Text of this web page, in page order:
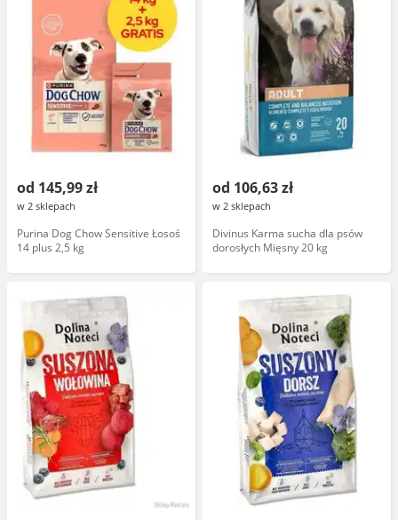
od 145,99 zł
w 2 sklepach
Purina Dog Chow Sensitive Łosoś
14 plus 2,5 kg
od 106,63 zł
w 2 sklepach
Divinus Karma sucha dla psów
dorosłych Mięsny 20 kg